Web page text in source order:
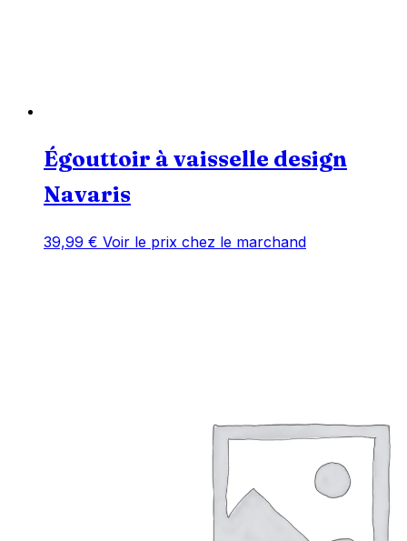
Égouttoir à vaisselle design
Navaris
39,99 € Voir le prix chez le marchand